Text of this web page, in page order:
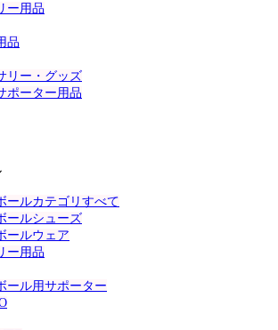
ー用品
品
リー・グッズ
ポーター用品
ールカテゴリすべて
ールシューズ
ールウェア
ー用品
ール用サポーター